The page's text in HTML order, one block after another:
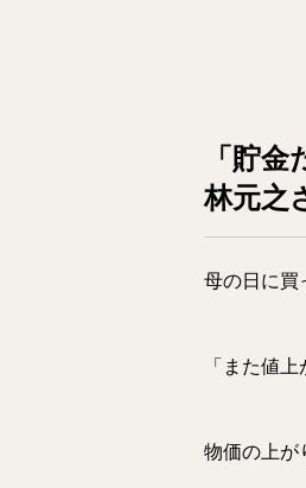
「貯
林元之
母の日に買
「また値
物価の上が